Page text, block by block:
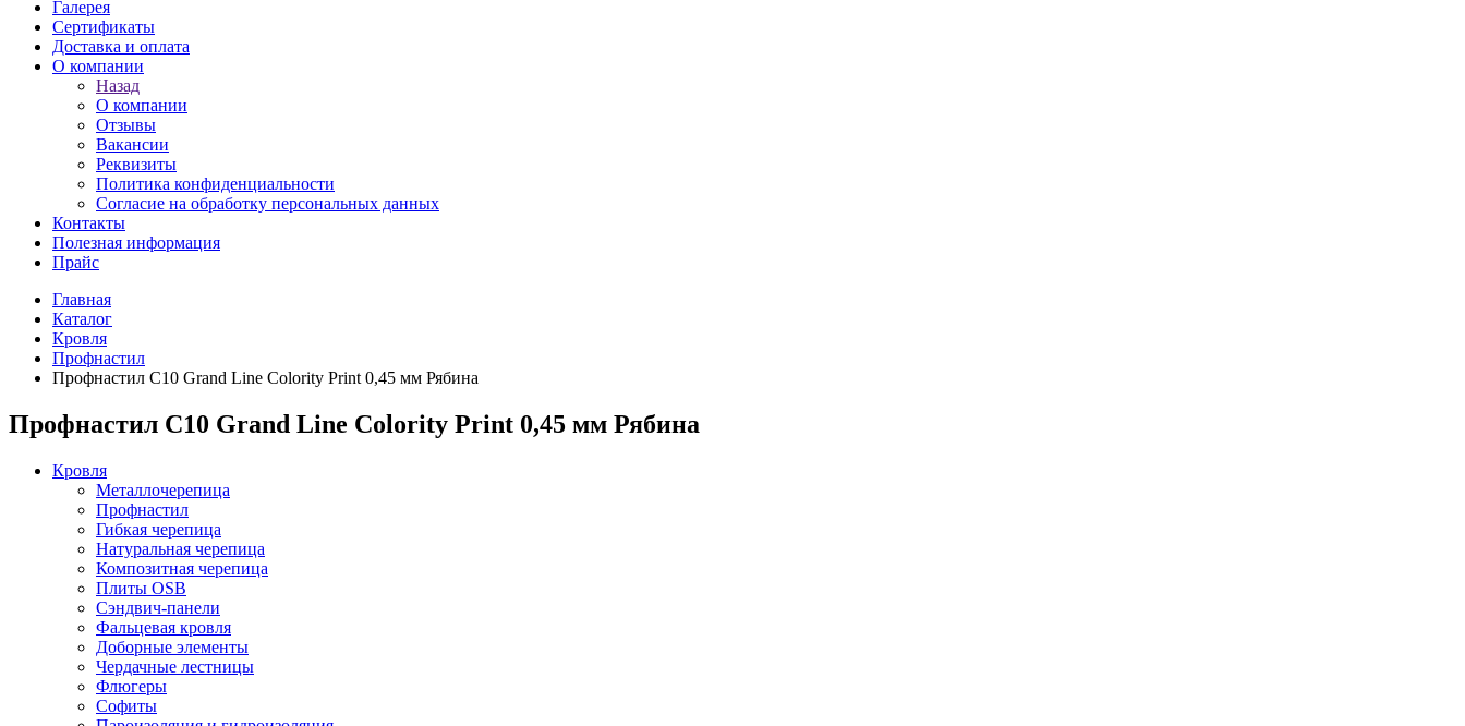
Галерея
Сертификаты
Доставка и оплата
О компании
Назад
О компании
Отзывы
Вакансии
Реквизиты
Политика конфиденциальности
Согласие на обработку персональных данных
Контакты
Полезная информация
Прайс
Главная
Каталог
Кровля
Профнастил
Профнастил С10 Grand Line Colority Print 0,45 мм Рябина
Профнастил С10 Grand Line Colority Print 0,45 мм Рябина
Кровля
Металлочерепица
Профнастил
Гибкая черепица
Натуральная черепица
Композитная черепица
Плиты OSB
Сэндвич-панели
Фальцевая кровля
Доборные элементы
Чердачные лестницы
Флюгеры
Софиты